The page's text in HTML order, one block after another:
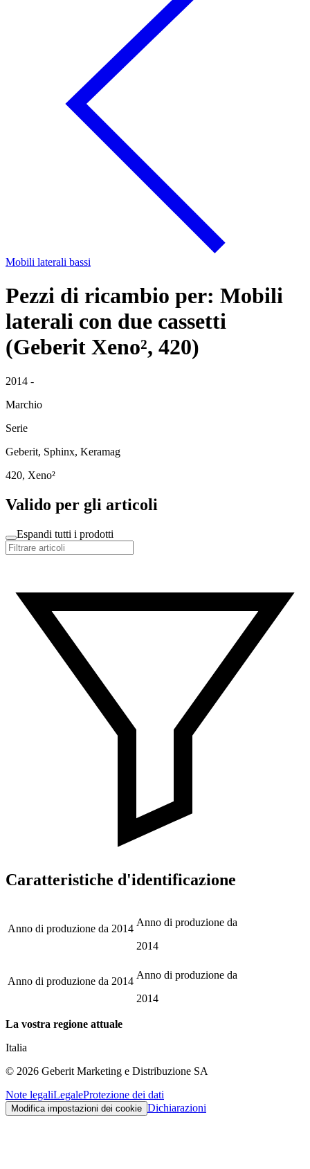
Mobili laterali bassi
Pezzi di ricambio per: Mobili
laterali con due cassetti
(Geberit Xeno², 420)
2014 -
Marchio
Serie
Geberit, Sphinx, Keramag
420, Xeno²
Valido per gli articoli
Espandi tutti i prodotti
Caratteristiche d'identificazione
Anno di produzione da 2014
Anno di produzione da
2014
Anno di produzione da 2014
Anno di produzione da
2014
La vostra regione attuale
Italia
© 2026 Geberit Marketing e Distribuzione SA
Note legaliLegaleProtezione dei dati
Modifica impostazioni dei cookie Dichiarazioni